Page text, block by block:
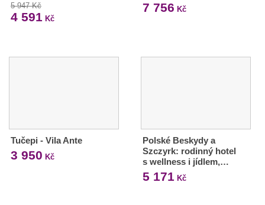
5 947 Kč
4 591 Kč
7 756 Kč
Tučepi - Vila Ante
3 950 Kč
Polské Beskydy a
Szczyrk: rodinný hotel
s wellness i jídlem,…
5 171 Kč